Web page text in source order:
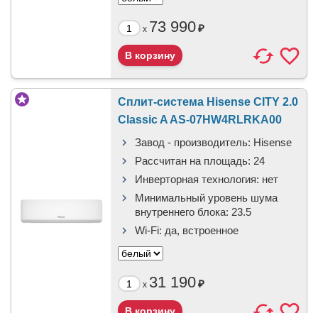
x 73 990₽
Сплит-система Hisense CITY 2.0
Classic A AS-07HW4RLRKA00
Завод - производитель: Hisense
Рассчитан на площадь: 24
Инверторная технология: нет
Минимальный уровень шума
внутреннего блока: 23.5
Wi-Fi: да, встроенное
x 31 190₽